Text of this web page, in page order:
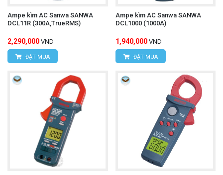
Ampe kìm AC Sanwa SANWA
DCL11R (300A,TrueRMS)
2,290,000 VND
ĐẶT MUA
Ampe kìm AC Sanwa SANWA
DCL1000 (1000A)
1,940,000 VND
ĐẶT MUA